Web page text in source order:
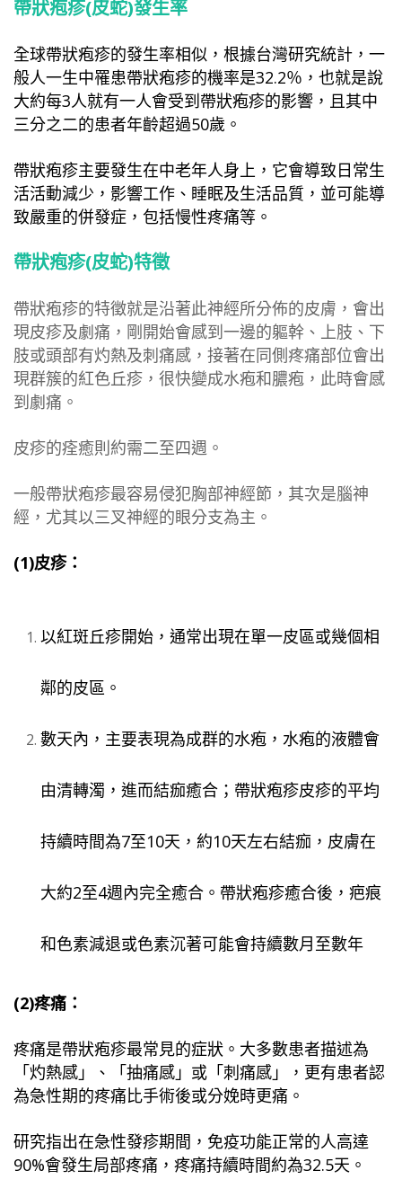
帶狀疱疹(皮蛇)發生率
全球帶狀疱疹的發生率相似，根據台灣研究統計，一
般人一生中罹患帶狀疱疹的機率是32.2％，也就是說
大約每3人就有一人會受到帶狀疱疹的影響，且其中
三分之二的患者年齡超過50歲。
帶狀疱疹主要發生在中老年人身上，它會導致日常生
活活動減少，影響工作、睡眠及生活品質，並可能導
致嚴重的併發症，包括慢性疼痛等。
帶狀疱疹(皮蛇)特徵
帶狀疱疹的特徵就是沿著此神經所分佈的皮膚，會出
現皮疹及劇痛，剛開始會感到一邊的軀幹、上肢、下
肢或頭部有灼熱及刺痛感，接著在同側疼痛部位會出
現群簇的紅色丘疹，很快變成水疱和膿疱，此時會感
到劇痛。
皮疹的痊癒則約需二至四週。
一般帶狀疱疹最容易侵犯胸部神經節，其次是腦神
經，尤其以三叉神經的眼分支為主。
(1)皮疹：
以紅斑丘疹開始，通常出現在單一皮區或幾個相
鄰的皮區。
數天內，主要表現為成群的水疱，水疱的液體會
由清轉濁，進而結痂癒合；帶狀疱疹皮疹的平均
持續時間為7至10天，約10天左右結痂，皮膚在
大約2至4週內完全癒合。帶狀疱疹癒合後，疤痕
和色素減退或色素沉著可能會持續數月至數年
(2)疼痛：
疼痛是帶狀疱疹最常見的症狀。大多數患者描述為
「灼熱感」、「抽痛感」或「刺痛感」，更有患者認
為急性期的疼痛比手術後或分娩時更痛。
研究指出在急性發疹期間，免疫功能正常的人高達
90%會發生局部疼痛，疼痛持續時間約為32.5天。